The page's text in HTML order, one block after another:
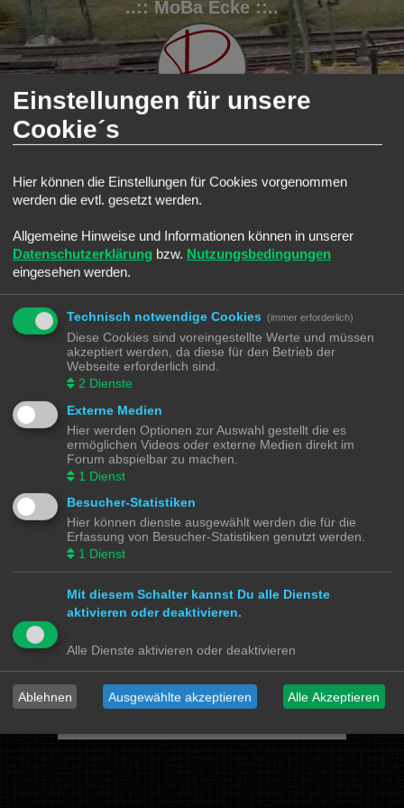
..:: MoBa Ecke ::..
FAQ Registrieren
Modellbahnforum Forum
Alle Cookies löschen
Bist du dir sicher, dass du alle Cookies des Boards löschen möchtest?
Modellbahnforum Forum Alle Zeiten sindUTC+02:00
Powered by phpBB® Forum Software © phpBB Limited
Deutsche Übersetzung durchphpBB.de
Datenschutz| Nutzungsbedingungen
Webseiten
Das Mittelleiter Magazin
Olli's Modellbahn Seite
Von Klockenstedt über Bürenwerder nach Klingsiel
Social Media
Bimm MOBA TV <- YouTube
lenasmodellbahn <- Instagram
Länderbahnzeit im Modell <- Facebook
mo87.de Infos und News zur H0 Straßenfahrzeuge
Hamburger Hochbahn Modelle
Einstellungen für unsere
Cookie´s
Hier können die Einstellungen für Cookies vorgenommen
werden die evtl. gesetzt werden.
Allgemeine Hinweise und Informationen können in unserer
Datenschutzerklärung bzw. Nutzungsbedingungen
eingesehen werden.
Technisch notwendige Cookies (immer erforderlich)
Diese Cookies sind voreingestellte Werte und müssen
akzeptiert werden, da diese für den Betrieb der
Webseite erforderlich sind.
2 Dienste
Externe Medien
Hier werden Optionen zur Auswahl gestellt die es
ermöglichen Videos oder externe Medien direkt im
Forum abspielbar zu machen.
1 Dienst
Besucher-Statistiken
Hier können dienste ausgewählt werden die für die
Erfassung von Besucher-Statistiken genutzt werden.
1 Dienst
Mit diesem Schalter kannst Du alle Dienste
aktivieren oder deaktivieren.
Alle Dienste aktivieren oder deaktivieren
Ablehnen Ausgewählte akzeptieren Alle Akzeptieren